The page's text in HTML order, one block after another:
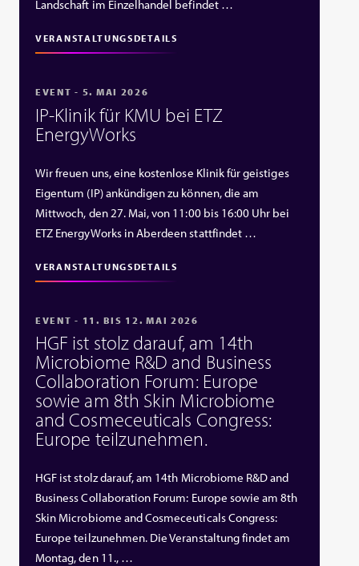
Landschaft im Einzelhandel befindet …
VERANSTALTUNGSDETAILS
EVENT - 5. MAI 2026
IP‑Klinik für KMU bei ETZ
EnergyWorks
Wir freuen uns, eine kostenlose Klinik für geistiges
Eigentum (IP) ankündigen zu können, die am
Mittwoch, den 27. Mai, von 11:00 bis 16:00 Uhr bei
ETZ EnergyWorks in Aberdeen stattfindet …
VERANSTALTUNGSDETAILS
EVENT - 11. BIS 12. MAI 2026
HGF ist stolz darauf, am 14th
Microbiome R&D and Business
Collaboration Forum: Europe
sowie am 8th Skin Microbiome
and Cosmeceuticals Congress:
Europe teilzunehmen.
HGF ist stolz darauf, am 14th Microbiome R&D and
Business Collaboration Forum: Europe sowie am 8th
Skin Microbiome and Cosmeceuticals Congress:
Europe teilzunehmen. Die Veranstaltung findet am
Montag, den 11., …